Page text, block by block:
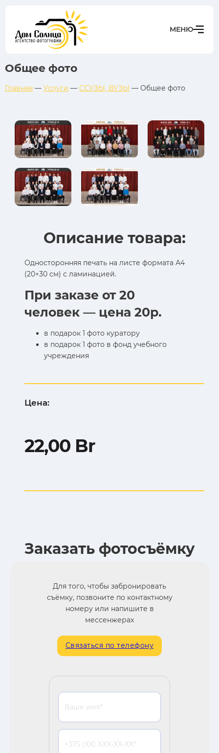
Общее фото
Главная — Услуги — ССУЗЫ, ВУЗЫ — Общее фото
Описание товара:
Односторонняя печать на листе формата А4
(20×30 см) с ламинацией.
При заказе от 20
человек — цена 20р.
в подарок 1 фото куратору
в подарок 1 фото в фонд учебного
учреждения
Цена:
22,00 Br
Заказать фотосъёмку
Для того, чтобы забронировать
съёмку, позвоните по контактному
номеру или напишите в
мессенжерах
Связаться по телефону